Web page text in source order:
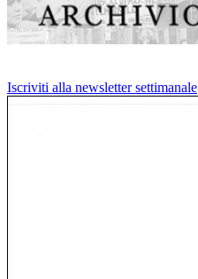
Iscriviti alla newsletter settimanale